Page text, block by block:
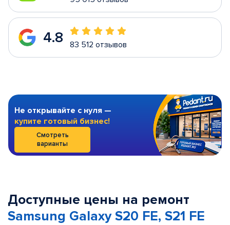
4.8 83 512 отзывов
Не открывайте с нуля —
купите готовый бизнес!
Смотреть
варианты
Доступные цены на ремонт
Samsung Galaxy S20 FE, S21 FE